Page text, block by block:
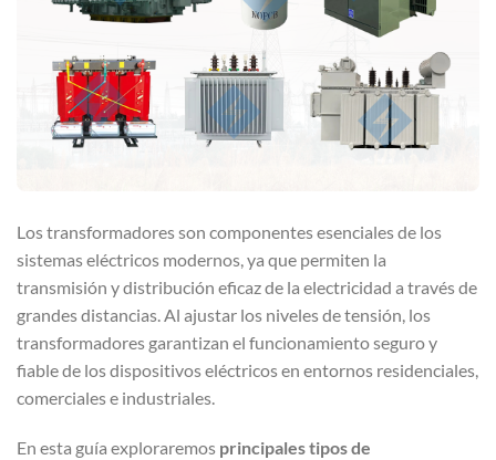
Los transformadores son componentes esenciales de los
sistemas eléctricos modernos, ya que permiten la
transmisión y distribución eficaz de la electricidad a través de
grandes distancias. Al ajustar los niveles de tensión, los
transformadores garantizan el funcionamiento seguro y
fiable de los dispositivos eléctricos en entornos residenciales,
comerciales e industriales.
En esta guía exploraremos principales tipos de